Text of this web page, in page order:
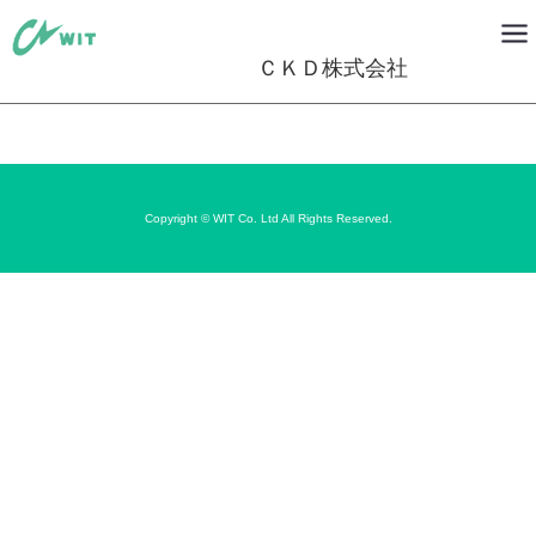
ＣＫＤ株式会社
Copyright © WIT Co. Ltd All Rights Reserved.